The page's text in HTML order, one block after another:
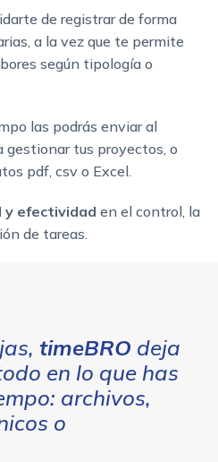
de registrar de forma
a la vez que te permite
según tipología o
las podrás enviar al
gestionar tus proyectos, o
pdf, csv o Excel.
y efectividad en el control, la
de tareas.
timeBRO deja
en lo que has
archivos,
o